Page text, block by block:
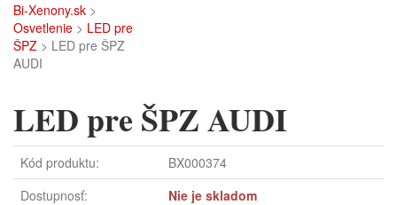
Bi-Xenony.sk >
Osvetlenie > LED pre
ŠPZ > LED pre ŠPZ
AUDI
LED pre ŠPZ AUDI
Kód produktu:
BX000374
Dostupnosť:
Nie je skladom